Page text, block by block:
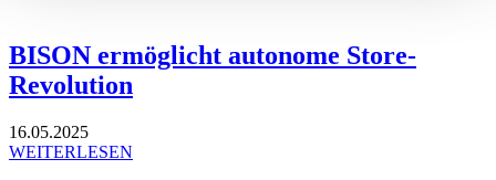
BISON ermöglicht autonome Store-
Revolution
16.05.2025
WEITERLESEN